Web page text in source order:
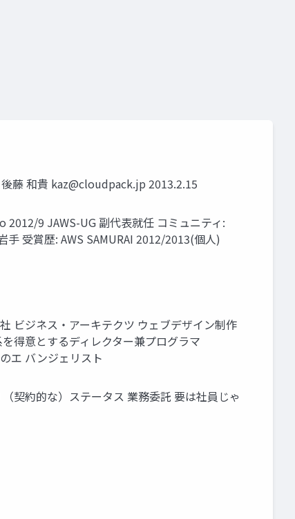
藤 和貴 kaz@cloudpack.jp 2013.2.15
9 JAWS-UG 副代表就任 コミュニティ:
受賞歴: AWS SAMURAI 2012/2013(個人)
ビジネス・アーキテクツ ウェブデザイン制作
得意とするディレクター兼プログラマ
エ バンジェリスト
契約的な）ステータス 業務委託 要は社員じゃ